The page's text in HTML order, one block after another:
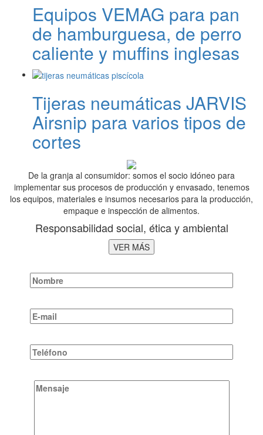
Equipos VEMAG para pan
de hamburguesa, de perro
caliente y muffins inglesas
Tijeras neumáticas JARVIS
Airsnip para varios tipos de
cortes
De la granja al consumidor: somos el socio idóneo para
implementar sus procesos de producción y envasado, tenemos
los equipos, materiales e insumos necesarios para la producción,
empaque e inspección de alimentos.
Responsabilidad social, ética y ambiental
VER MÁS